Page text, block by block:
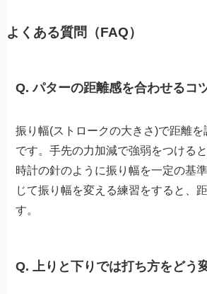
よくある質問（FAQ）
Q. パターの距離感を合わせるコ
振り幅(ストロークの大きさ)で距離
です。手先の力加減で強弱をつける
時計の針のように振り幅を一定の基
じて振り幅を変える練習をすると、
す。
Q. 上りと下りでは打ち方をどう